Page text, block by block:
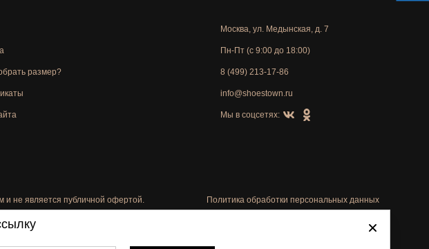
размер?
Москва, ул. Медынская, д. 7
Пн-Пт (с 9:00 до 18:00)
8 (499) 213-17-86
info@shoestown.ru
Мы в соцсетях:
и не является публичной офертой. Политика обработки персональных данных